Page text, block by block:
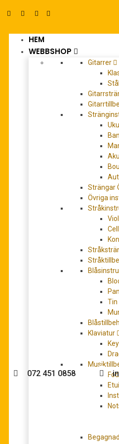
HEM
WEBBSHOP
Gitarrer
Strängar
Övriga
Tin
Klaviatur
GEWA Piano bench
Pianobänk/
LÄS
Behöver du
072 451 0858